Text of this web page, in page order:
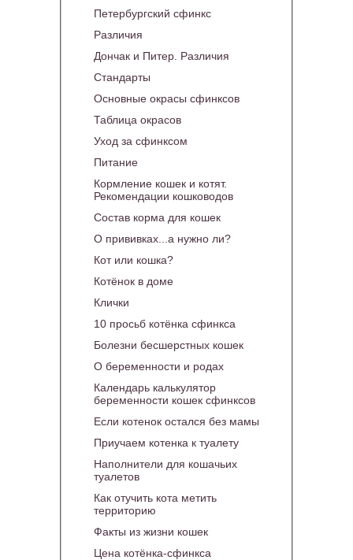
Петербургский сфинкс
Различия
Дончак и Питер. Различия
Стандарты
Основные окрасы сфинксов
Таблица окрасов
Уход за сфинксом
Питание
Кормление кошек и котят.
Рекомендации кошководов
Состав корма для кошек
О прививках...а нужно ли?
Кот или кошка?
Котёнок в доме
Клички
10 просьб котёнка сфинкса
Болезни бесшерстных кошек
О беременности и родах
Календарь калькулятор
беременности кошек сфинксов
Если котенок остался без мамы
Приучаем котенка к туалету
Наполнители для кошачьих
туалетов
Как отучить кота метить
территорию
Факты из жизни кошек
Цена котёнка-сфинкса